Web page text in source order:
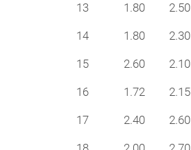
13 1.80 2.50
14 1.80 2.30
15 2.60 2.10
16 1.72 2.15
17 2.40 2.60